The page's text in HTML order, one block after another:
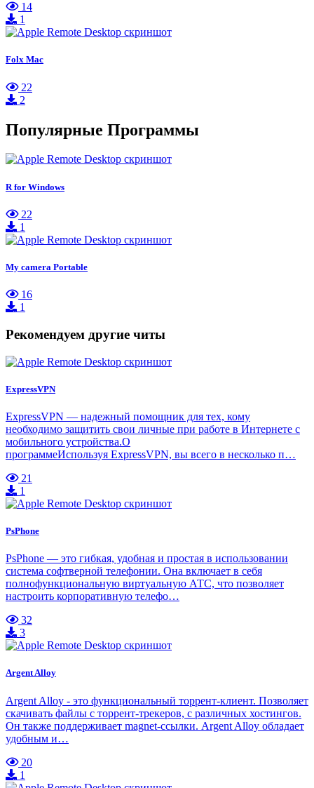
14
1
Folx Mac
22
2
Популярные Программы
R for Windows
22
1
My camera Portable
16
1
Рекомендуем другие читы
ExpressVPN
ExpressVPN — надежный помощник для тех, кому
необходимо защитить свои личные при работе в Интернете с
мобильного устройства.О
программеИспользуя ExpressVPN, вы всего в несколько п…
21
1
PsPhone
PsPhone — это гибкая, удобная и простая в использовании
система софтверной телефонии. Она включает в себя
полнофункциональную виртуальную АТС, что позволяет
настроить корпоративную телефо…
32
3
Argent Alloy
Argent Alloy - это функциональный торрент-клиент. Позволяет
скачивать файлы с торрент-трекеров, с различных хостингов.
Он также поддерживает magnet-ссылки. Argent Alloy обладает
удобным и…
20
1